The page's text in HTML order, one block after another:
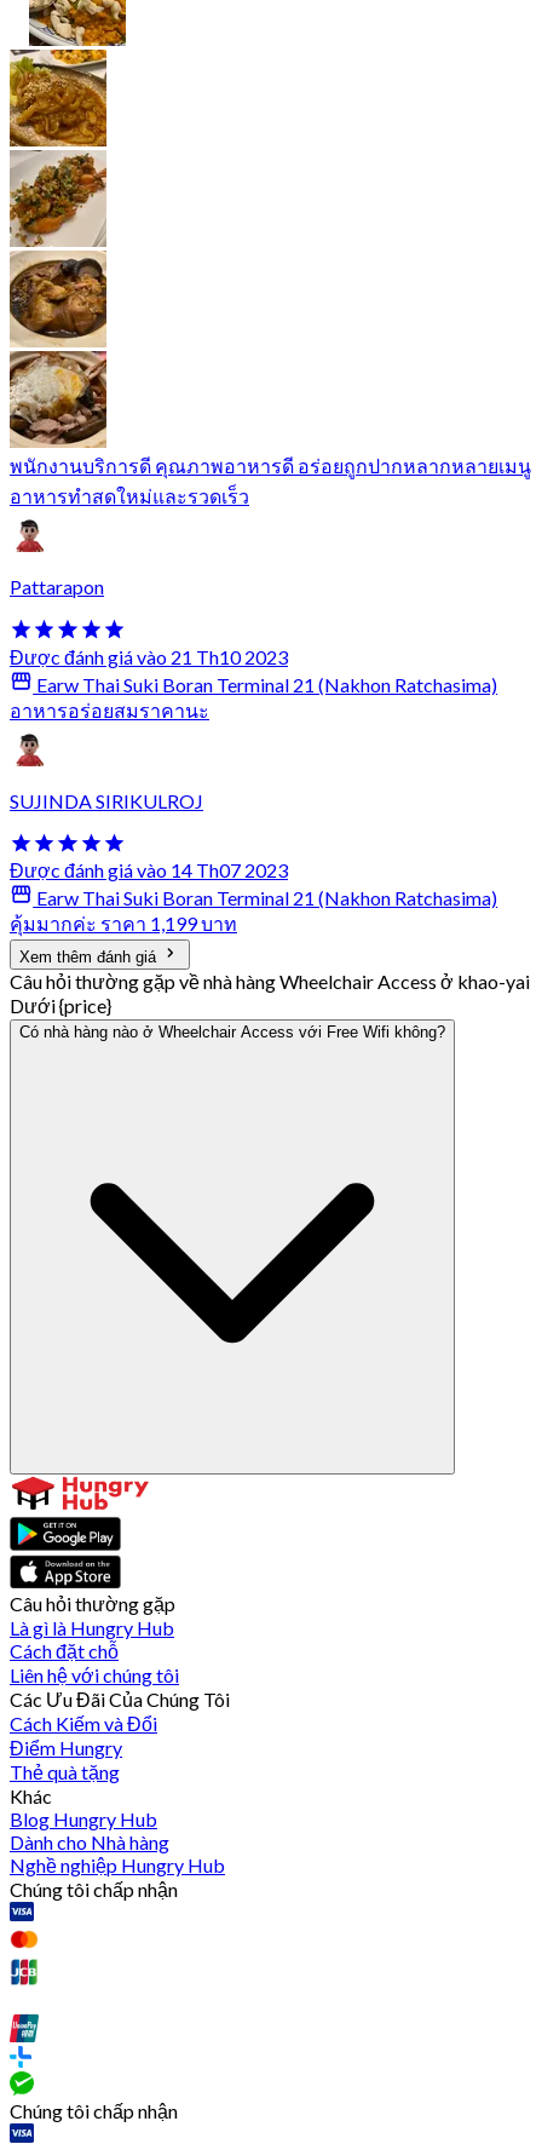
พนักงานบริการดี คุณภาพอาหารดี อร่อยถูกปากหลากหลายเมนู
อาหารทำสดใหม่และรวดเร็ว
Pattarapon
Được đánh giá vào 21 Th10 2023
Earw Thai Suki Boran Terminal 21 (Nakhon Ratchasima)
อาหารอร่อยสมราคานะ
SUJINDA SIRIKULROJ
Được đánh giá vào 14 Th07 2023
Earw Thai Suki Boran Terminal 21 (Nakhon Ratchasima)
คุ้มมากค่ะ ราคา 1,199 บาท
Xem thêm đánh giá
Câu hỏi thường gặp về nhà hàng Wheelchair Access ở khao-yai
Dưới {price}
Có nhà hàng nào ở Wheelchair Access với Free Wifi không?
Câu hỏi thường gặp
Là gì là Hungry Hub
Cách đặt chỗ
Liên hệ với chúng tôi
Các Ưu Đãi Của Chúng Tôi
Cách Kiếm và Đổi
Điểm Hungry
Thẻ quà tặng
Khác
Blog Hungry Hub
Dành cho Nhà hàng
Nghề nghiệp Hungry Hub
Chúng tôi chấp nhận
Chúng tôi chấp nhận